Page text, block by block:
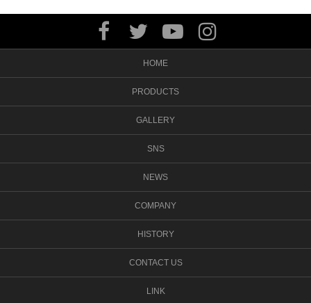
HOME
PRODUCTS
GALLERY
SNS
NEWS
COMPANY
HISTORY
CONTACT US
LINK